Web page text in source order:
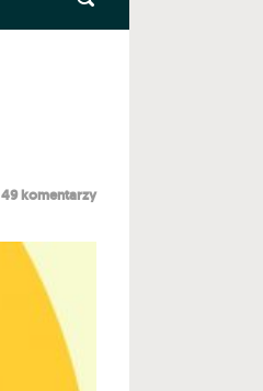
49 komentarzy